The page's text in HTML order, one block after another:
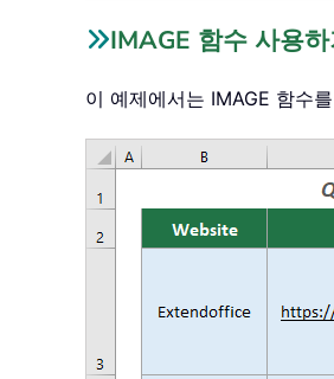
IMAGE 함수 사용하
이 예제에서는 IMAGE 함수